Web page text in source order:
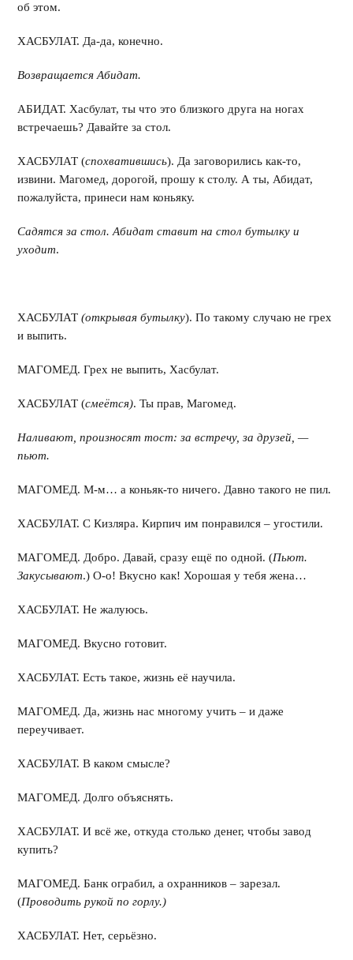
об этом.
ХАСБУЛАТ. Да-да, конечно.
Возвращается Абидат.
АБИДАТ. Хасбулат, ты что это близкого друга на ногах
встречаешь? Давайте за стол.
ХАСБУЛАТ (спохватившись). Да заговорились как-то,
извини. Магомед, дорогой, прошу к столу. А ты, Абидат,
пожалуйста, принеси нам коньяку.
Садятся за стол. Абидат ставит на стол бутылку и
уходит.
ХАСБУЛАТ (открывая бутылку). По такому случаю не грех
и выпить.
МАГОМЕД. Грех не выпить, Хасбулат.
ХАСБУЛАТ (смеётся). Ты прав, Магомед.
Наливают, произносят тост: за встречу, за друзей, —
пьют.
МАГОМЕД. М-м… а коньяк-то ничего. Давно такого не пил.
ХАСБУЛАТ. С Кизляра. Кирпич им понравился – угостили.
МАГОМЕД. Добро. Давай, сразу ещё по одной. (Пьют.
Закусывают.) О-о! Вкусно как! Хорошая у тебя жена…
ХАСБУЛАТ. Не жалуюсь.
МАГОМЕД. Вкусно готовит.
ХАСБУЛАТ. Есть такое, жизнь её научила.
МАГОМЕД. Да, жизнь нас многому учить – и даже
переучивает.
ХАСБУЛАТ. В каком смысле?
МАГОМЕД. Долго объяснять.
ХАСБУЛАТ. И всё же, откуда столько денег, чтобы завод
купить?
МАГОМЕД. Банк ограбил, а охранников – зарезал.
(Проводить рукой по горлу.)
ХАСБУЛАТ. Нет, серьёзно.